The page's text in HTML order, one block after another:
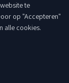
onmogelijk
om
te
op "Accepteren"
alle cookies.